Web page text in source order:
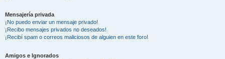
Mensajería privada
¡No puedo enviar un mensaje privado!
¡Recibo mensajes privados no deseados!
¡Recibí spam o correos maliciosos de alguien en este foro!
Amigos e Ignorados